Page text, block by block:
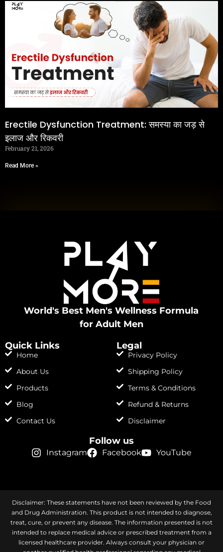
Erectile Dysfunction Treatment: समस्या का जड़ से
इलाज और रिकवरी
February 21, 2026
Read More »
World's Best Men's Wellness Formula
for Adult Men
Quick Links
Home
About Us
Products
Blog
Contact Us
Legal
Privacy Policy
Shipping Policy
Terms & Conditions
Refund & Returns
Disclaimer
Follow us
Instagram Facebook YouTube
Disclaimer: These statements have not been reviewed by the Food
and Drug Administration. This product is not intended to diagnose,
treat, cure, or prevent any disease. The information presented is not
intended to replace medical advice or prescribed treatment from a
licensed healthcare provider. Always consult your physician or